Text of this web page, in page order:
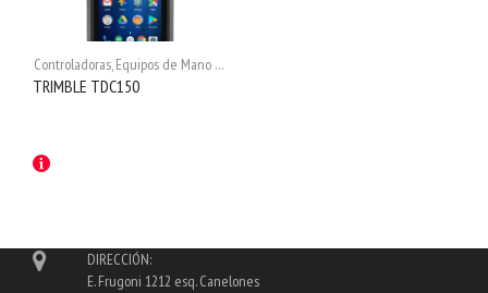
Controladoras,Equipos de Mano con GNSS
TRIMBLE TDC150
DIRECCIÓN:
E. Frugoni 1212 esq. Canelones